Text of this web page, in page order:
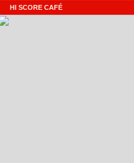
HI SCORE CAFÉ